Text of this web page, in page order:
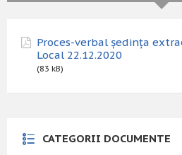
Proces-verbal ședința
Local 22.12.2020
(83 kB)
CATEGORII DOCUMENTE